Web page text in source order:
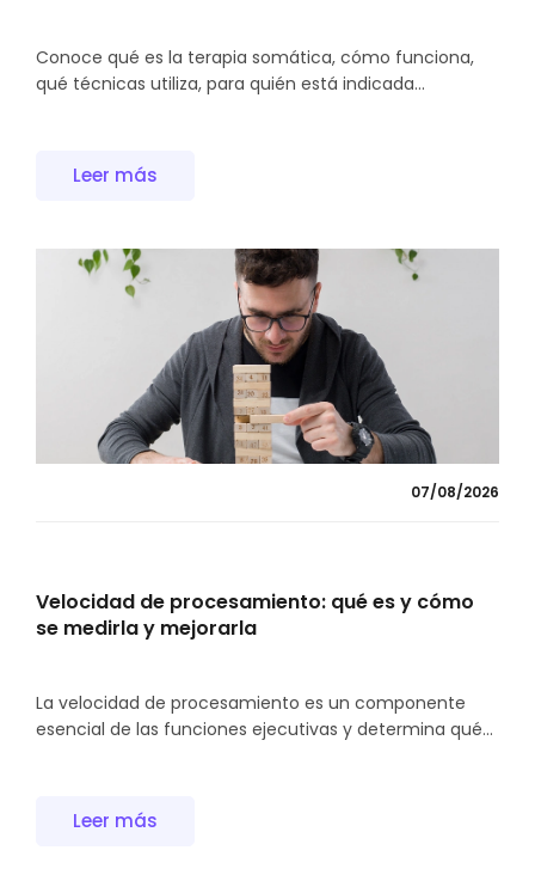
Conoce qué es la terapia somática, cómo funciona,
qué técnicas utiliza, para quién está indicada...
Leer más
07/08/2026
Velocidad de procesamiento: qué es y cómo
se medirla y mejorarla
La velocidad de procesamiento es un componente
esencial de las funciones ejecutivas y determina qué...
Leer más